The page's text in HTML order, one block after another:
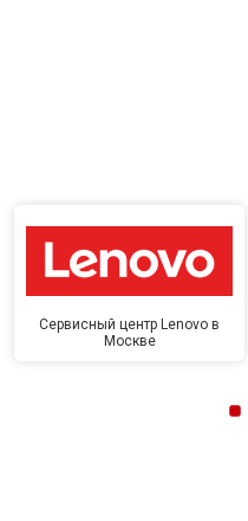
Сервисный центр Lenovo в
Москве